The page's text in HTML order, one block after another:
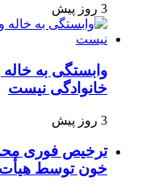
3 روز پیش
وابستگی به
خانوادگی نیست
3 روز پیش
ترخیص فوری
خون توسط هیأت